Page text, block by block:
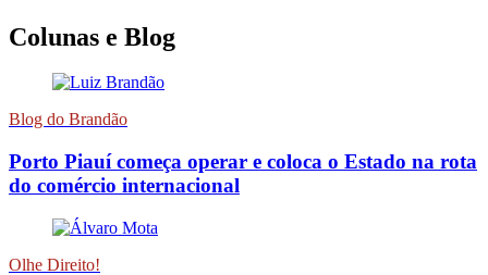
Colunas e Blog
Blog do Brandão
Porto Piauí começa operar e coloca o Estado na rota
do comércio internacional
Olhe Direito!